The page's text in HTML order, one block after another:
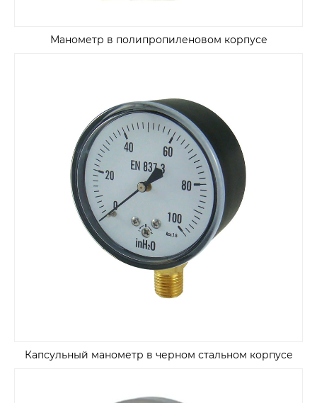
Манометр в полипропиленовом корпусе
Капсульный манометр в черном стальном корпусе